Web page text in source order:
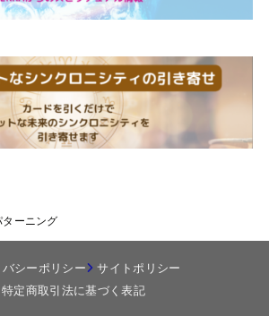
ーニング
バシーポリシー
サイトポリシー
特定商取引法に基づく表記